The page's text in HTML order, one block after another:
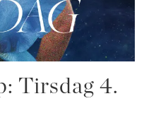
Tirsdag 4.